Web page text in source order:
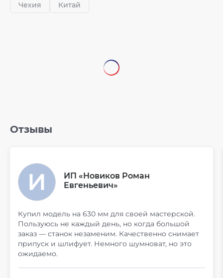
Чехия Китай
Отзывы
ИП «Новиков Роман
Евгеньевич»
Купил модель на 630 мм для своей мастерской.
Пользуюсь не каждый день, но когда большой
заказ — станок незаменим. Качественно снимает
припуск и шлифует. Немного шумноват, но это
ожидаемо.